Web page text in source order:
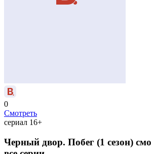
0
Смотреть
сериал 16+
Черный двор. Побег (1 сезон)